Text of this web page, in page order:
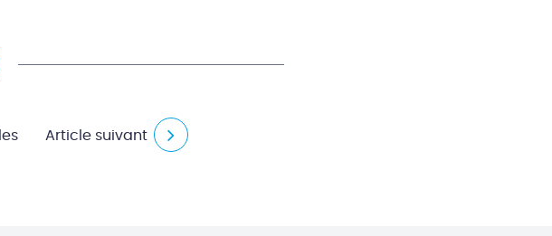
Article suivant